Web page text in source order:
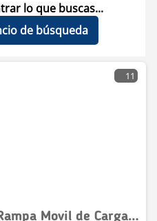
lo que buscas...
de búsqueda
11
MX STAR STAR 12 ton Rampa Movil de Carga / Ramp (Unus